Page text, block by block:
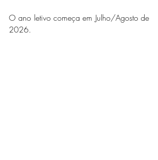
O ano letivo começa em Julho/Agosto de
2026.